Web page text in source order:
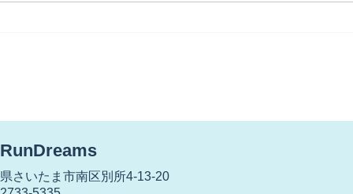
さいたま市南区別所4-13-20